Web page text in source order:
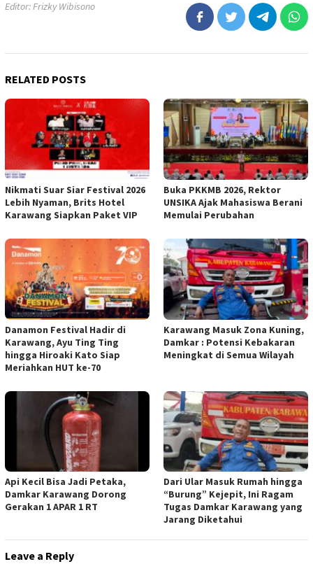
Editor: Frizky Wibisono
RELATED POSTS
Nikmati Suar Siar Festival 2026
Lebih Nyaman, Brits Hotel
Karawang Siapkan Paket VIP
Buka PKKMB 2026, Rektor
UNSIKA Ajak Mahasiswa Berani
Memulai Perubahan
Danamon Festival Hadir di
Karawang, Ayu Ting Ting
hingga Hiroaki Kato Siap
Meriahkan HUT ke-70
Karawang Masuk Zona Kuning,
Damkar : Potensi Kebakaran
Meningkat di Semua Wilayah
Api Kecil Bisa Jadi Petaka,
Damkar Karawang Dorong
Gerakan 1 APAR 1 RT
Dari Ular Masuk Rumah hingga
“Burung” Kejepit, Ini Ragam
Tugas Damkar Karawang yang
Jarang Diketahui
Leave a Reply